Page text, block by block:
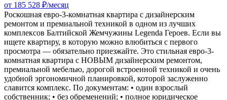
от 185 528 ₽/месяц
Роскошная евро-3-комнатная квартира с дизайнерским
ремонтом и премиальной техникой в одном из лучших
комплексов Балтийской Жемчужины Legenda Героев. Если вы
ищете квартиру, в которую можно влюбиться с первого
просмотра — обязательно приезжайте. Это стильная евро-3-
комнатная квартира с НОВЫМ дизайнерским ремонтом,
премиальной мебелью, дорогой встроенной техникой и очень
удобной эргономичной планировкой, которой заслуженно
славится комплекс. По документам: • один взрослый
собственник; • без обременений; • полное юридическое